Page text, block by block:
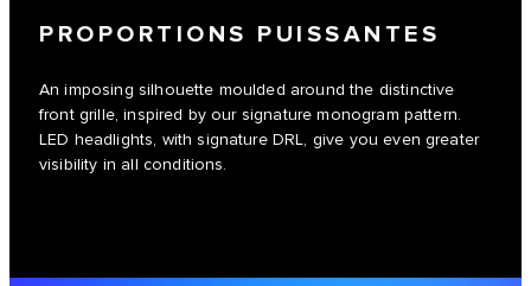
PROPORTIONS PUISSANTES
An imposing silhouette moulded around the distinctive
front grille, inspired by our signature monogram pattern.
LED headlights, with signature DRL, give you even greater
visibility in all conditions.